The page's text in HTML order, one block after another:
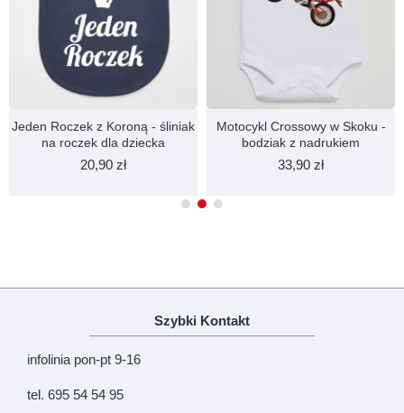
Jeden Roczek z Koroną - śliniak
na roczek dla dziecka
20,90 zł
Motocykl Crossowy w Skoku -
bodziak z nadrukiem
33,90 zł
Szybki Kontakt
infolinia pon-pt 9-16
tel. 695 54 54 95